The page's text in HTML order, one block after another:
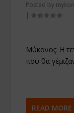
Posted by
|
Μύκονος: Η
που θα
READ MORE